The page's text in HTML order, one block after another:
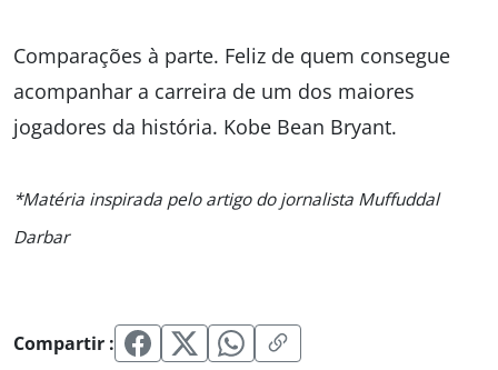
Comparações à parte. Feliz de quem consegue
acompanhar a carreira de um dos maiores
jogadores da história. Kobe Bean Bryant.
*Matéria inspirada pelo artigo do jornalista Muffuddal
Darbar
Compartir :